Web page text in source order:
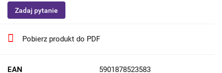
Zadaj pytanie
Pobierz produkt do PDF
EAN 5901878523583